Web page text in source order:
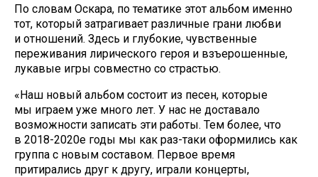
По словам Оскара, по тематике этот альбом именно
тот, который затрагивает различные грани любви
и отношений. Здесь и глубокие, чувственные
переживания лирического героя и взъерошенные,
лукавые игры совместно со страстью.
«Наш новый альбом состоит из песен, которые
мы играем уже много лет. У нас не доставало
возможности записать эти работы. Тем более, что
в 2018-2020е годы мы как раз-таки оформились как
группа с новым составом. Первое время
притирались друг к другу, играли концерты,